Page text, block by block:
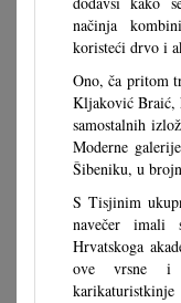
načinja
koristeći drvo i
Ono, ča pritom
Kljaković Braić,
samostalnih
Moderne
Šibeniku, u
S Tisjinim
navečer
Hrvatskoga
ove vrsne i